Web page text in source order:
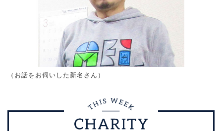
（お話をお伺いした新名さん）